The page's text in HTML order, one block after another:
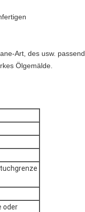
Art, des usw. passend
Ölgemälde.
oder